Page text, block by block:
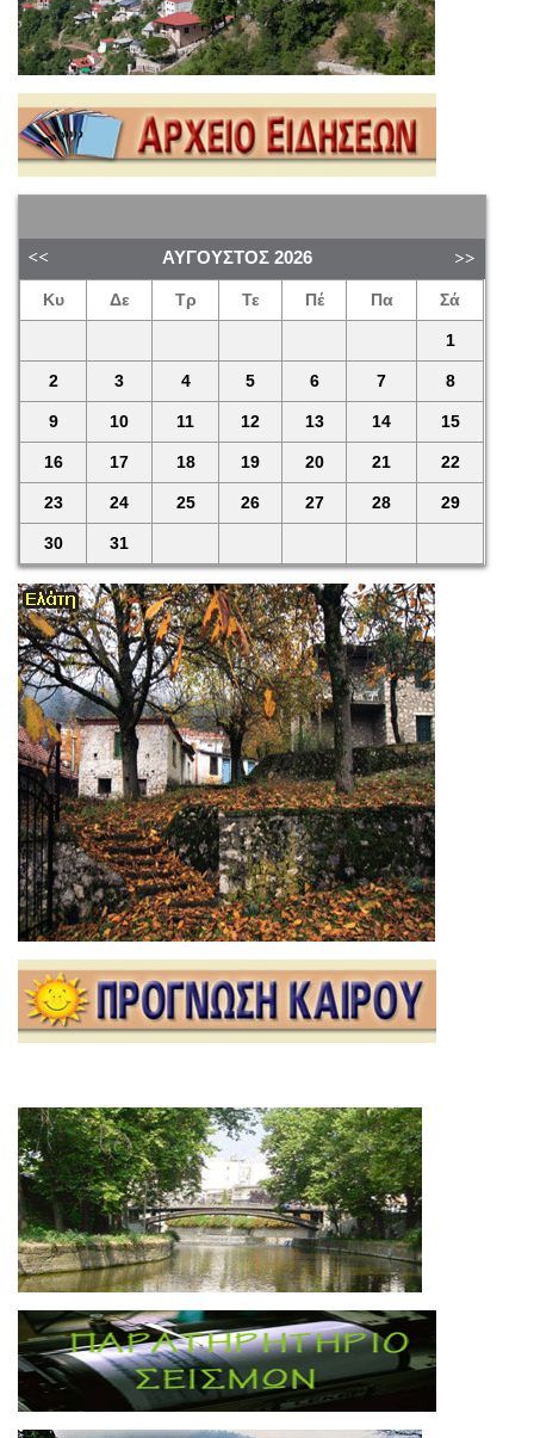
ΑΎΓΟΥΣΤΟΣ 2026
Κυ Δε Τρ Τε Πέ Πα Σά
1
2 3 4 5 6 7 8
9 10 11 12 13 14 15
16 17 18 19 20 21 22
23 24 25 26 27 28 29
30 31